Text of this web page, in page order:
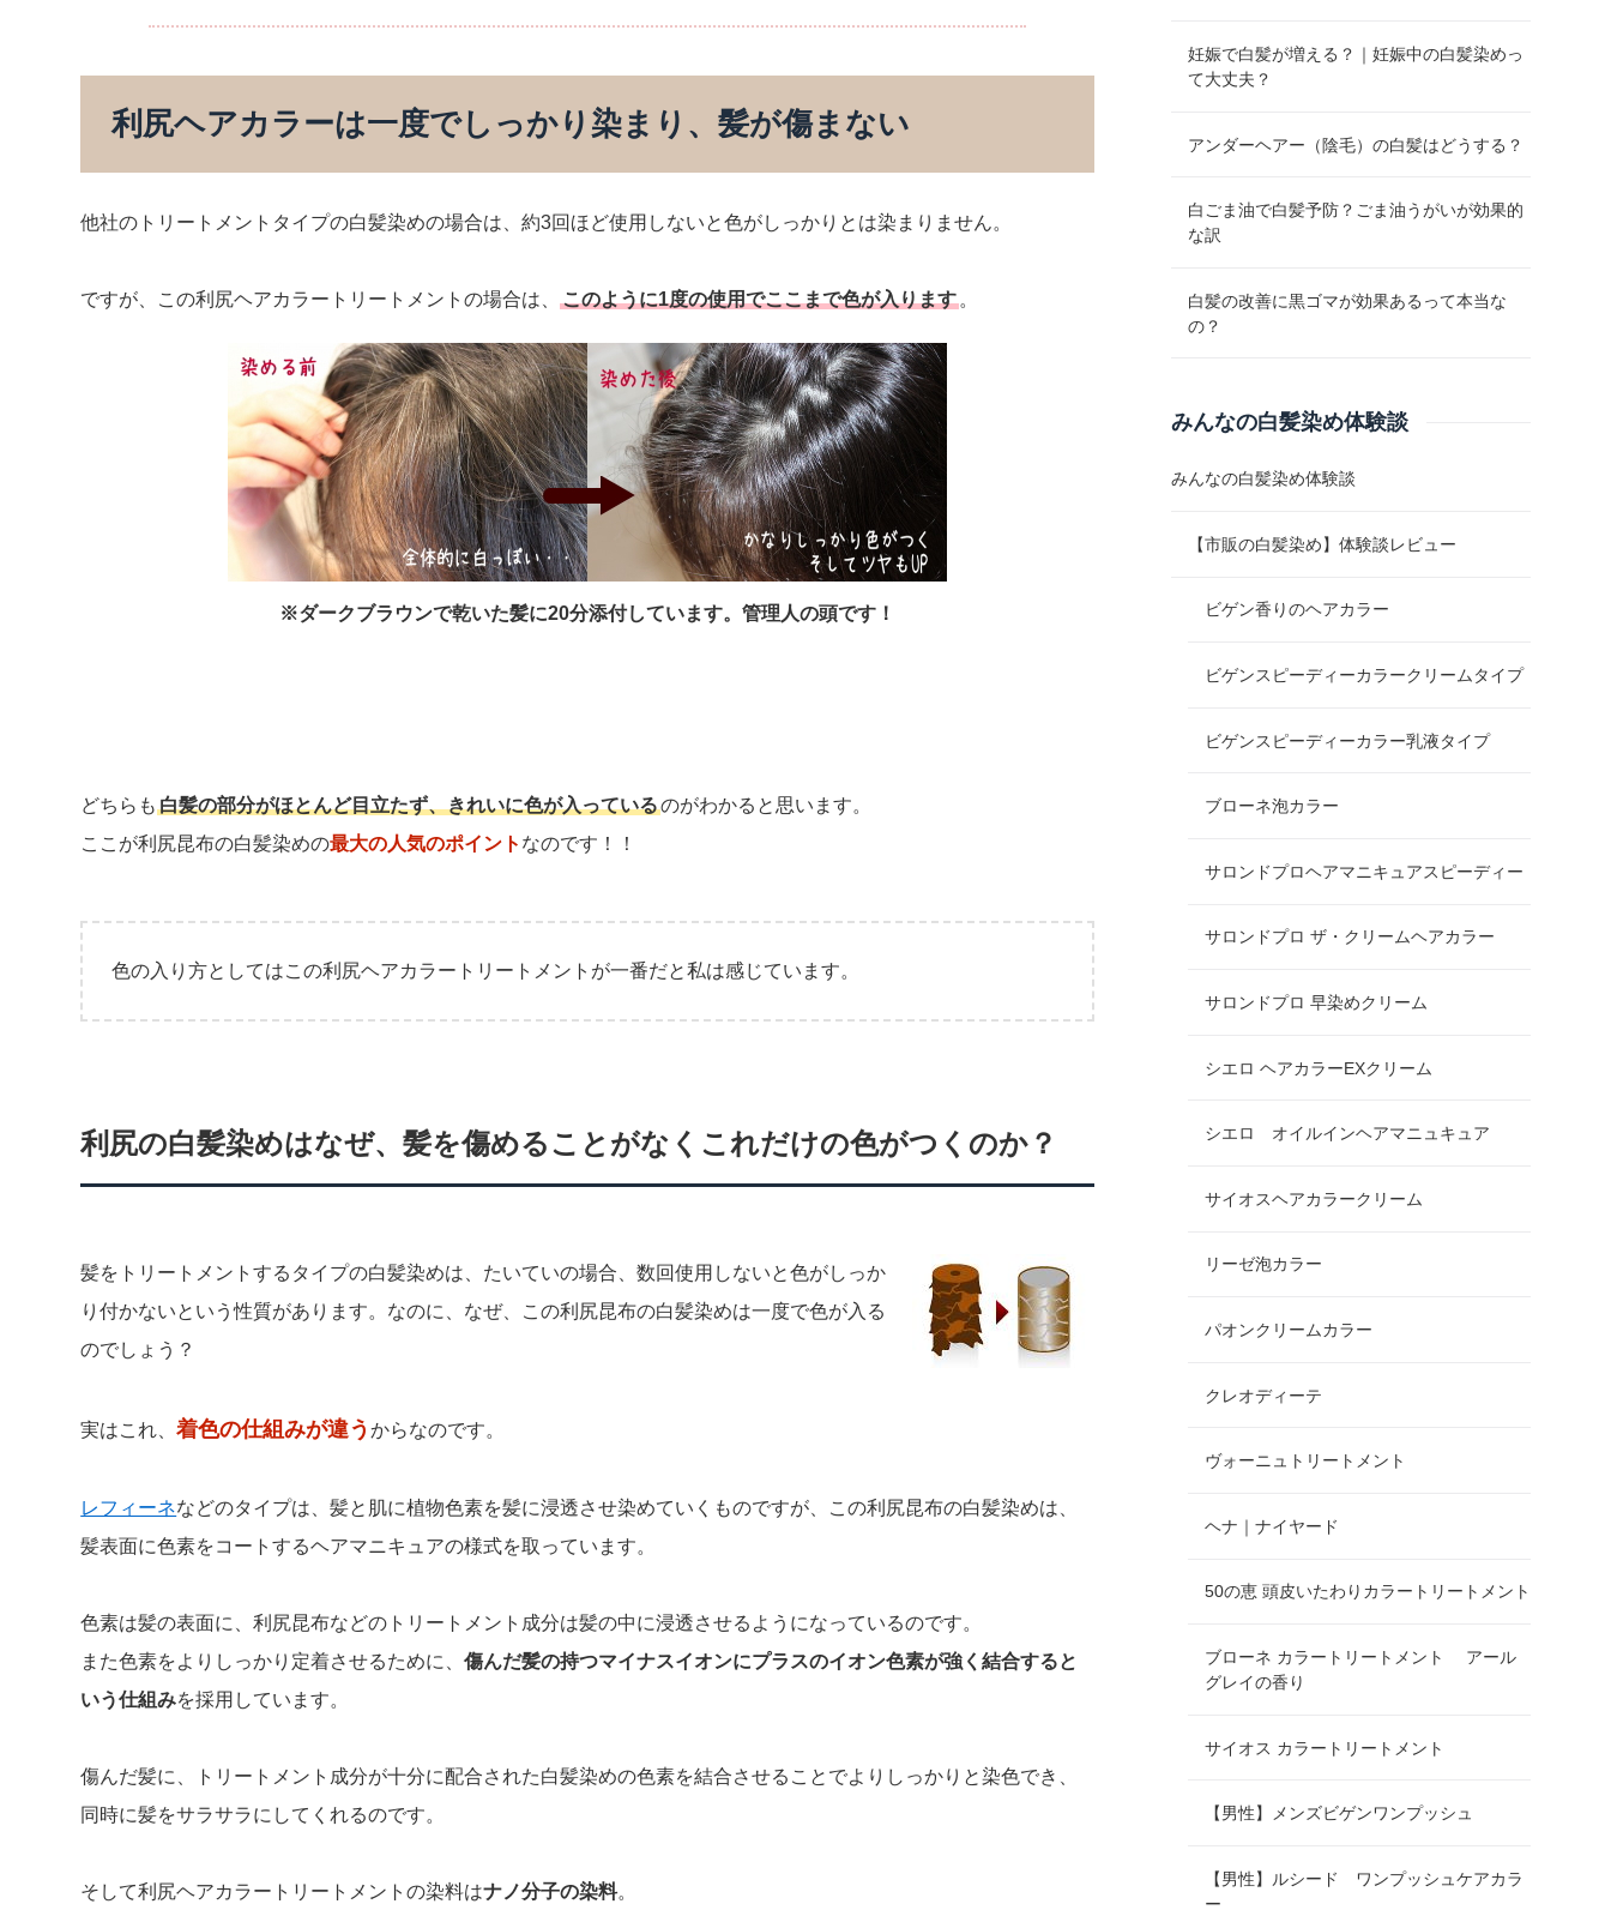
利尻ヘアカラーは一度でしっかり染まり、髪が傷まない
他社のトリートメントタイプの白髪染めの場合は、約3回ほど使用しないと色がしっかりとは染まりません。
ですが、この利尻ヘアカラートリートメントの場合は、このように1度の使用でここまで色が入ります 。
※ダークブラウンで乾いた髪に20分添付しています。管理人の頭です！
どちらも白髪の部分がほとんど目立たず、きれいに色が入っているのがわかると思います。
ここが利尻昆布の白髪染めの最大の人気のポイント なのです！！
色の入り方としてはこの利尻ヘアカラートリートメントが一番だと私は感じています。
利尻の白髪染めはなぜ、髪を傷めることがなくこれだけの色がつくのか？
髪をトリートメントするタイプの白髪染めは、たいていの場合、数回使用しないと色がしっか
り付かないという性質があります。なのに、なぜ、この利尻昆布の白髪染めは一度で色が入る
のでしょう？
実はこれ、着色の仕組みが違うからなのです。
レフィーネなどのタイプは、髪と肌に植物色素を髪に浸透させ染めていくものですが、この利尻昆布の白髪染めは、
髪表面に色素をコートするヘアマニキュアの様式を取っています。
色素は髪の表面に、利尻昆布などのトリートメント成分は髪の中に浸透させるようになっているのです。
また色素をよりしっかり定着させるために、傷んだ髪の持つマイナスイオンにプラスのイオン色素が強く結合すると
いう仕組みを採用しています。
傷んだ髪に、トリートメント成分が十分に配合された白髪染めの色素を結合させることでよりしっかりと染色でき、
同時に髪をサラサラにしてくれるのです。
そして利尻ヘアカラートリートメントの染料はナノ分子の染料。
妊娠で白髪が増える？｜妊娠中の白髪染めっ
て大丈夫？
アンダーヘアー（陰毛）の白髪はどうする？
白ごま油で白髪予防？ごま油うがいが効果的
な訳
白髪の改善に黒ゴマが効果あるって本当な
の？
みんなの白髪染め体験談
みんなの白髪染め体験談
【市販の白髪染め】体験談レビュー
ビゲン香りのヘアカラー
ビゲンスピーディーカラークリームタイプ
ビゲンスピーディーカラー乳液タイプ
ブローネ泡カラー
サロンドプロヘアマニキュアスピーディー
サロンドプロ ザ・クリームヘアカラー
サロンドプロ 早染めクリーム
シエロ ヘアカラーEXクリーム
シエロ オイルインヘアマニュキュア
サイオスヘアカラークリーム
リーゼ泡カラー
パオンクリームカラー
クレオディーテ
ヴォーニュトリートメント
ヘナ｜ナイヤード
50の恵 頭皮いたわりカラートリートメント
ブローネ カラートリートメント アール
グレイの香り
サイオス カラートリートメント
【男性】メンズビゲンワンプッシュ
【男性】ルシード ワンプッシュケアカラ
ー